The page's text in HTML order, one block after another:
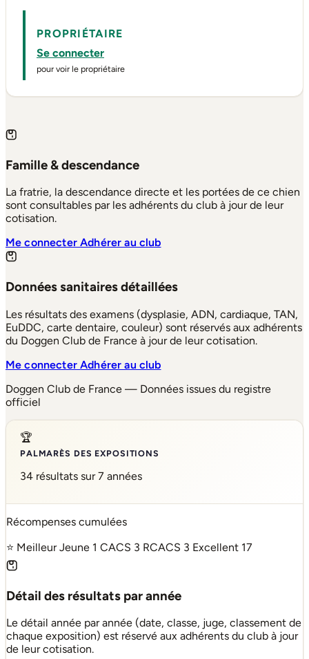
PROPRIÉTAIRE
Se connecter
pour voir le propriétaire
Famille & descendance
La fratrie, la descendance directe et les portées de ce chien
sont consultables par les adhérents du club à jour de leur
cotisation.
Me connecterAdhérer au club
Données sanitaires détaillées
Les résultats des examens (dysplasie, ADN, cardiaque, TAN,
EuDDC, carte dentaire, couleur) sont réservés aux adhérents
du Doggen Club de France à jour de leur cotisation.
Me connecterAdhérer au club
Doggen Club de France — Données issues du registre
officiel
🏆
PALMARÈS DES EXPOSITIONS
34 résultats sur 7 années
Récompenses cumulées
⭐ Meilleur Jeune 1 CACS 3 RCACS 3 Excellent 17
Détail des résultats par année
Le détail année par année (date, classe, juge, classement de
chaque exposition) est réservé aux adhérents du club à jour
de leur cotisation.